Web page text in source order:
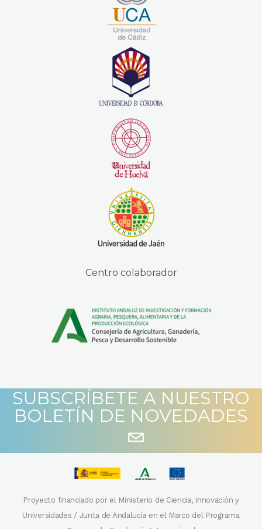
Centro colaborador
SUBSCRÍBETE A NUESTRO
BOLETÍN DE NOVEDADES
Proyecto financiado por el Ministerio de Ciencia, Innovación y
Universidades / Junta de Andalucía en el Marco del Programa